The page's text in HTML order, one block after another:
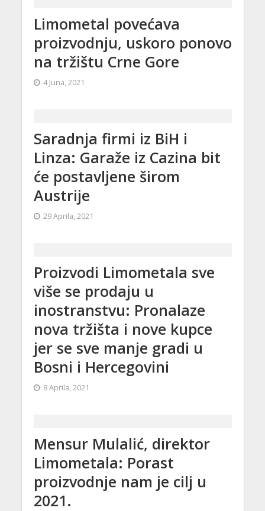
Limometal povećava
proizvodnju, uskoro ponovo
na tržištu Crne Gore
4 Juna, 2021
Saradnja firmi iz BiH i
Linza: Garaže iz Cazina bit
će postavljene širom
Austrije
29 Aprila, 2021
Proizvodi Limometala sve
više se prodaju u
inostranstvu: Pronalaze
nova tržišta i nove kupce
jer se sve manje gradi u
Bosni i Hercegovini
8 Aprila, 2021
Mensur Mulalić, direktor
Limometala: Porast
proizvodnje nam je cilj u
2021.